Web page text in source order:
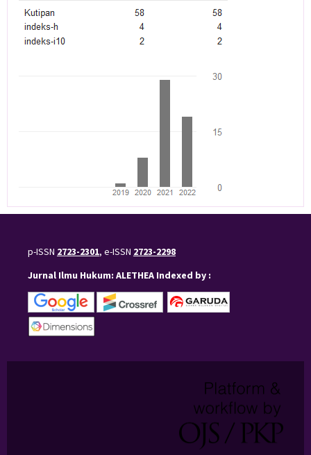
p-ISSN 2723-2301, e-ISSN 2723-2298
Jurnal Ilmu Hukum: ALETHEA Indexed by :